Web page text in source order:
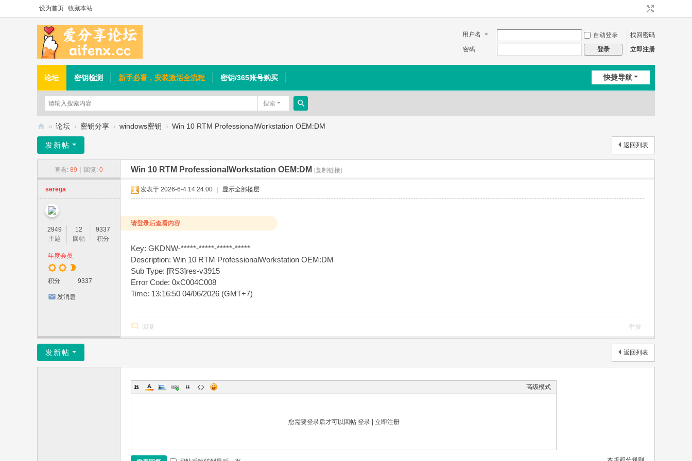
设为首页 收藏本站
用户名 自动登录
找回密码
密码
登录 立即注册
快捷导航
论坛 密钥检测 新手必看，安装激活全流程 密钥/365账号购买
搜索
搜
分
坛
» 论坛 › 密钥分享 › windows密钥 › Win 10 RTM ProfessionalWorkstation OEM:DM
返回列表
发新帖
查看: 89 回复: 0 Win 10 RTM ProfessionalWorkstation OEM:DM [复制链接]
serega
2949
主题
12
回帖
9337
积分
年度会员
积分 9337
发消息
发表于 2026-6-4 14:24:00 显示全部楼层
请登录后查看内容
Key: GKDNW-*****-*****-*****-*****
Description: Win 10 RTM ProfessionalWorkstation OEM:DM
Sub Type: [RS3]res-v3915
Error Code: 0xC004C008
Time: 13:16:50 04/06/2026 (GMT+7)
回复 举报
返回列表
发新帖
高级模式
您需要登录后才可以回帖 登录| 立即注册